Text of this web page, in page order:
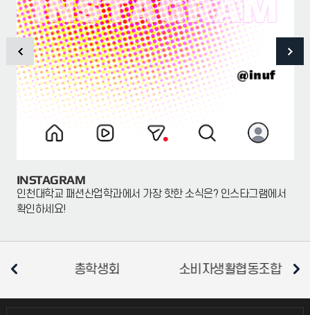
INSTAGRAM
인천대학교 패션산업학과에서 가장 핫한 소식은? 인스타그램에서
확인하세요!
총학생회 소비자생활협동조합